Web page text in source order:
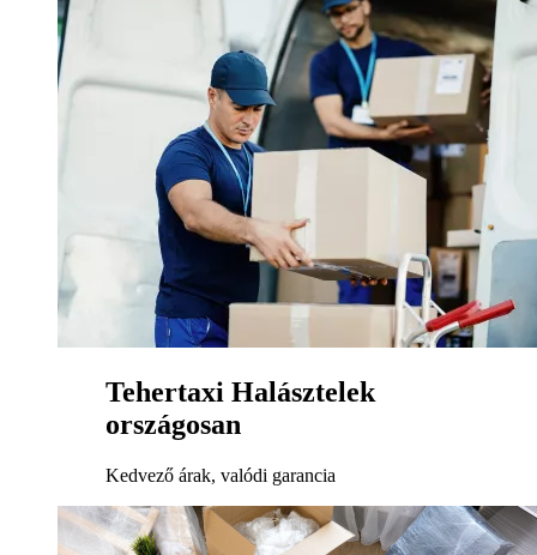
Tehertaxi Halásztelek
országosan
Kedvező árak, valódi garancia